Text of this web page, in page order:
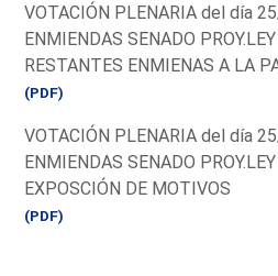
VOTACIÓN PLENARIA del día
ENMIENDAS SENADO
RESTANTES ENMIENAS A LA
(PDF)
VOTACIÓN PLENARIA del día
ENMIENDAS SENADO
EXPOSCIÓN DE MOTIVOS
(PDF)